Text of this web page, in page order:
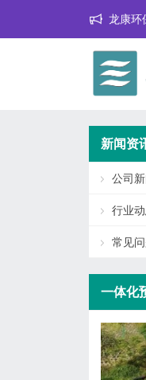
龙康环
新闻资
公司
行业
常见
一体化